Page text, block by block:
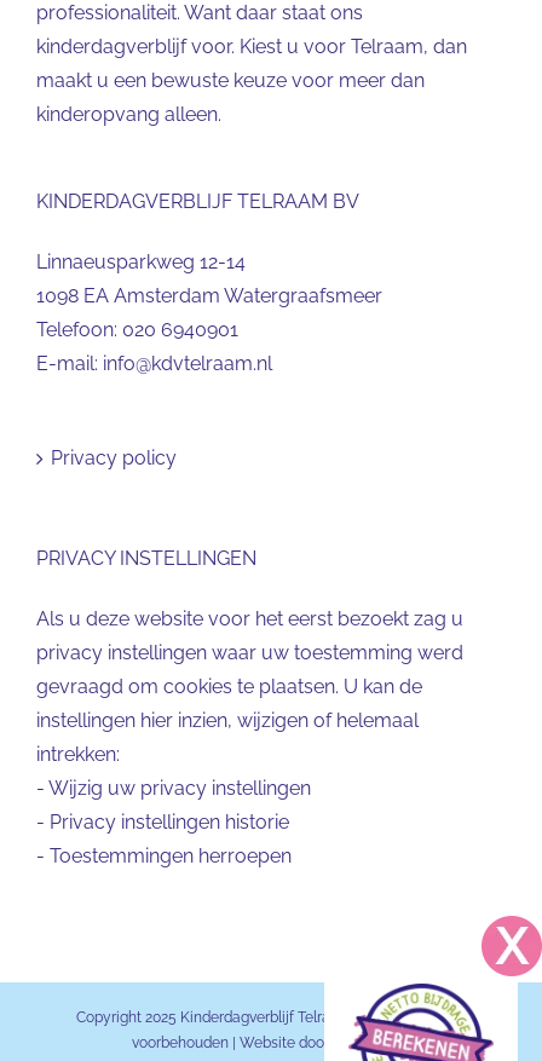
professionaliteit. Want daar staat ons
kinderdagverblijf voor. Kiest u voor Telraam, dan
maakt u een bewuste keuze voor meer dan
kinderopvang alleen.
KINDERDAGVERBLIJF TELRAAM BV
Linnaeusparkweg 12-14
1098 EA Amsterdam Watergraafsmeer
Telefoon: 020 6940901
E-mail: info@kdvtelraam.nl
Privacy policy
PRIVACY INSTELLINGEN
Als u deze website voor het eerst bezoekt zag u
privacy instellingen waar uw toestemming werd
gevraagd om cookies te plaatsen. U kan de
instellingen hier inzien, wijzigen of helemaal
intrekken:
- Wijzig uw privacy instellingen
- Privacy instellingen historie
- Toestemmingen herroepen
Copyright 2025 Kinderdagverblijf Telraam BV | Alle rechten
voorbehouden | Website door
KDV Online